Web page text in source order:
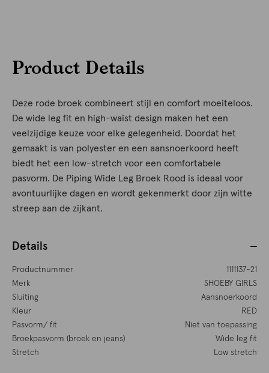
Product Details
Deze rode broek combineert stijl en comfort moeiteloos.
De wide leg fit en high-waist design maken het een
veelzijdige keuze voor elke gelegenheid. Doordat het
gemaakt is van polyester en een aansnoerkoord heeft
biedt het een low-stretch voor een comfortabele
pasvorm. De Piping Wide Leg Broek Rood is ideaal voor
avontuurlijke dagen en wordt gekenmerkt door zijn witte
streep aan de zijkant.
Details
Productnummer
1111137-21
Merk
SHOEBY GIRLS
Sluiting
Aansnoerkoord
Kleur
RED
Pasvorm/ fit
Niet van toepassing
Broekpasvorm (broek en jeans)
Wide leg fit
Stretch
Low stretch